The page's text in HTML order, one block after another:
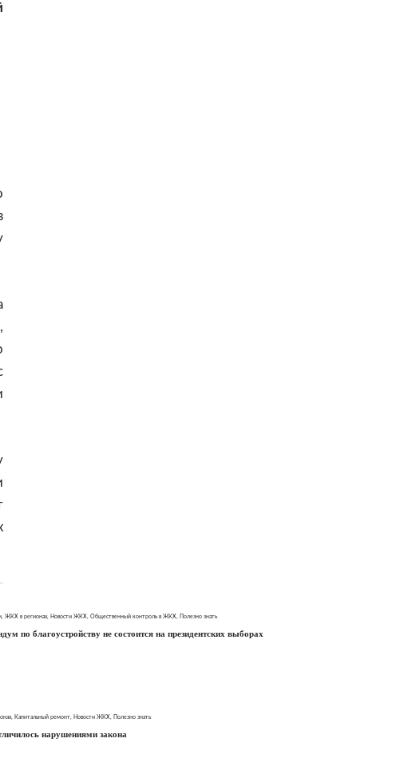
ЖКХ в регионах Новости ЖКХ Общественный контроль в ЖКХ Полезно знать
по благоустройству не состоится на президентских выборах
Капитальный ремонт Новости ЖКХ Полезно знать
нарушениями закона